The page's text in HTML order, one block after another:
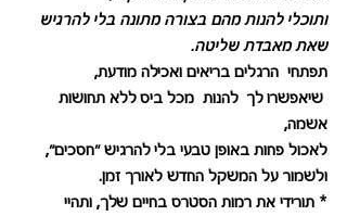
ותוכלי להנות מהם בצורה מתונה בלי להרגיש
שאת מאבדת שליטה.
תפתחי  הרגלים בריאים ואכילה מודעת,
שיאפשרו לך  להנות  מכל ביס ללא תחושות
אשמה,
לאכול פחות באופן טבעי בלי להרגיש "חסכים",
ולשמור על המשקל החדש לאורך זמן.
* תורידי את רמות הסטרס בחיים שלך, ותהיי